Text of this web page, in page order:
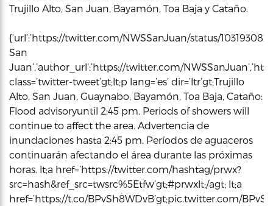
Trujillo Alto, San Juan, Bayamón, Toa Baja y Cataño.
{‘url’:’https://twitter.com/NWSSanJuan/status/
San
Juan’,’author_url’:’https://twitter.com/
class=’twitter-tweet’gt;lt;p lang=’es’ dir=’ltr’gt;Trujillo
Alto, San Juan, Guaynabo, Bayamón, Toa Baja, Cataño:
Flood advisoryuntil 2:45 pm. Periods of showers will
continue to affect the area. Advertencia de
inundaciones hasta 2:45 pm. Períodos de aguaceros
continuarán afectando el área durante las próximas
horas. lt;a href=’https://twitter.com/hashtag/prwx?
src=hash&ref_src=twsrc%5Etfw’gt;#prwxlt;/agt; lt;a
href=’https://t.co/BPvSh8WDvB’gt;pic.twitter.com/